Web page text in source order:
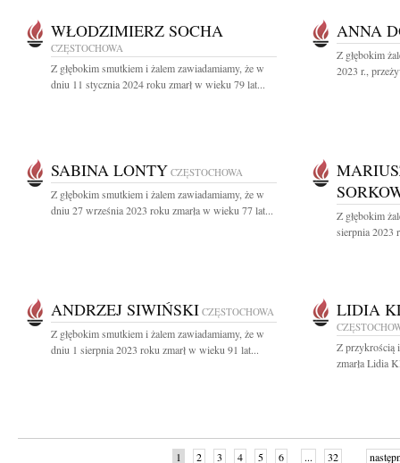
WŁODZIMIERZ SOCHA
CZĘSTOCHOWA
Z głębokim smutkiem i żalem zawiadamiamy, że w
dniu 11 stycznia 2024 roku zmarł w wieku 79 lat...
ANNA
Z głębokim
2023 r.,
SABINA LONTY CZĘSTOCHOWA
Z głębokim smutkiem i żalem zawiadamiamy, że w
dniu 27 września 2023 roku zmarła w wieku 77 lat...
Z głębokim
sierpnia 2023
ANDRZEJ SIWIŃSKI CZĘSTOCHOWA
Z głębokim smutkiem i żalem zawiadamiamy, że w
dniu 1 sierpnia 2023 roku zmarł w wieku 91 lat...
LIDIA
Z przykrością
zmarła Lidia
1 2 3 4 5 6 ... 32